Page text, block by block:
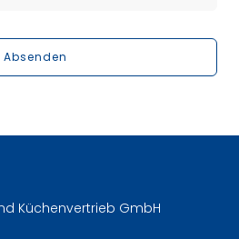
Absenden
Küchenvertrieb GmbH